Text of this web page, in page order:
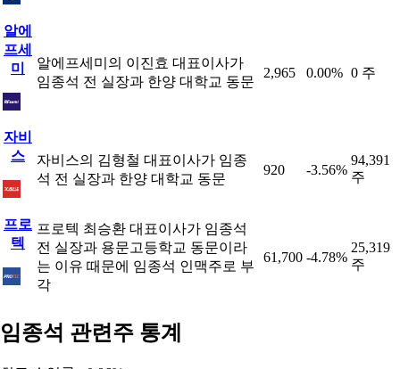
알에
프세
미
알에프세미의 이진효 대표이사가
임종석 전 실장과 한양 대학교 동문
2,965 0.00% 0 주
자비
스
자비스의 김형철 대표이사가 임종
석 전 실장과 한양 대학교 동문
920 -3.56%
94,391
주
프로
텍
프로텍 최승환 대표이사가 임종석
전 실장과 용문고등학교 동문이라
는 이유 때문에 임종석 인맥주로 부
각
61,700 -4.78%
25,319
주
임종석 관련주 통계